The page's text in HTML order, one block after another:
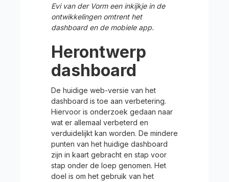
Evi van der Vorm een inkijkje in de
ontwikkelingen omtrent het
dashboard en de mobiele app.
Herontwerp
dashboard
De huidige web-versie van het
dashboard is toe aan verbetering.
Hiervoor is onderzoek gedaan naar
wat er allemaal verbeterd en
verduidelijkt kan worden. De mindere
punten van het huidige dashboard
zijn in kaart gebracht en stap voor
stap onder de loep genomen. Het
doel is om het gebruik van het